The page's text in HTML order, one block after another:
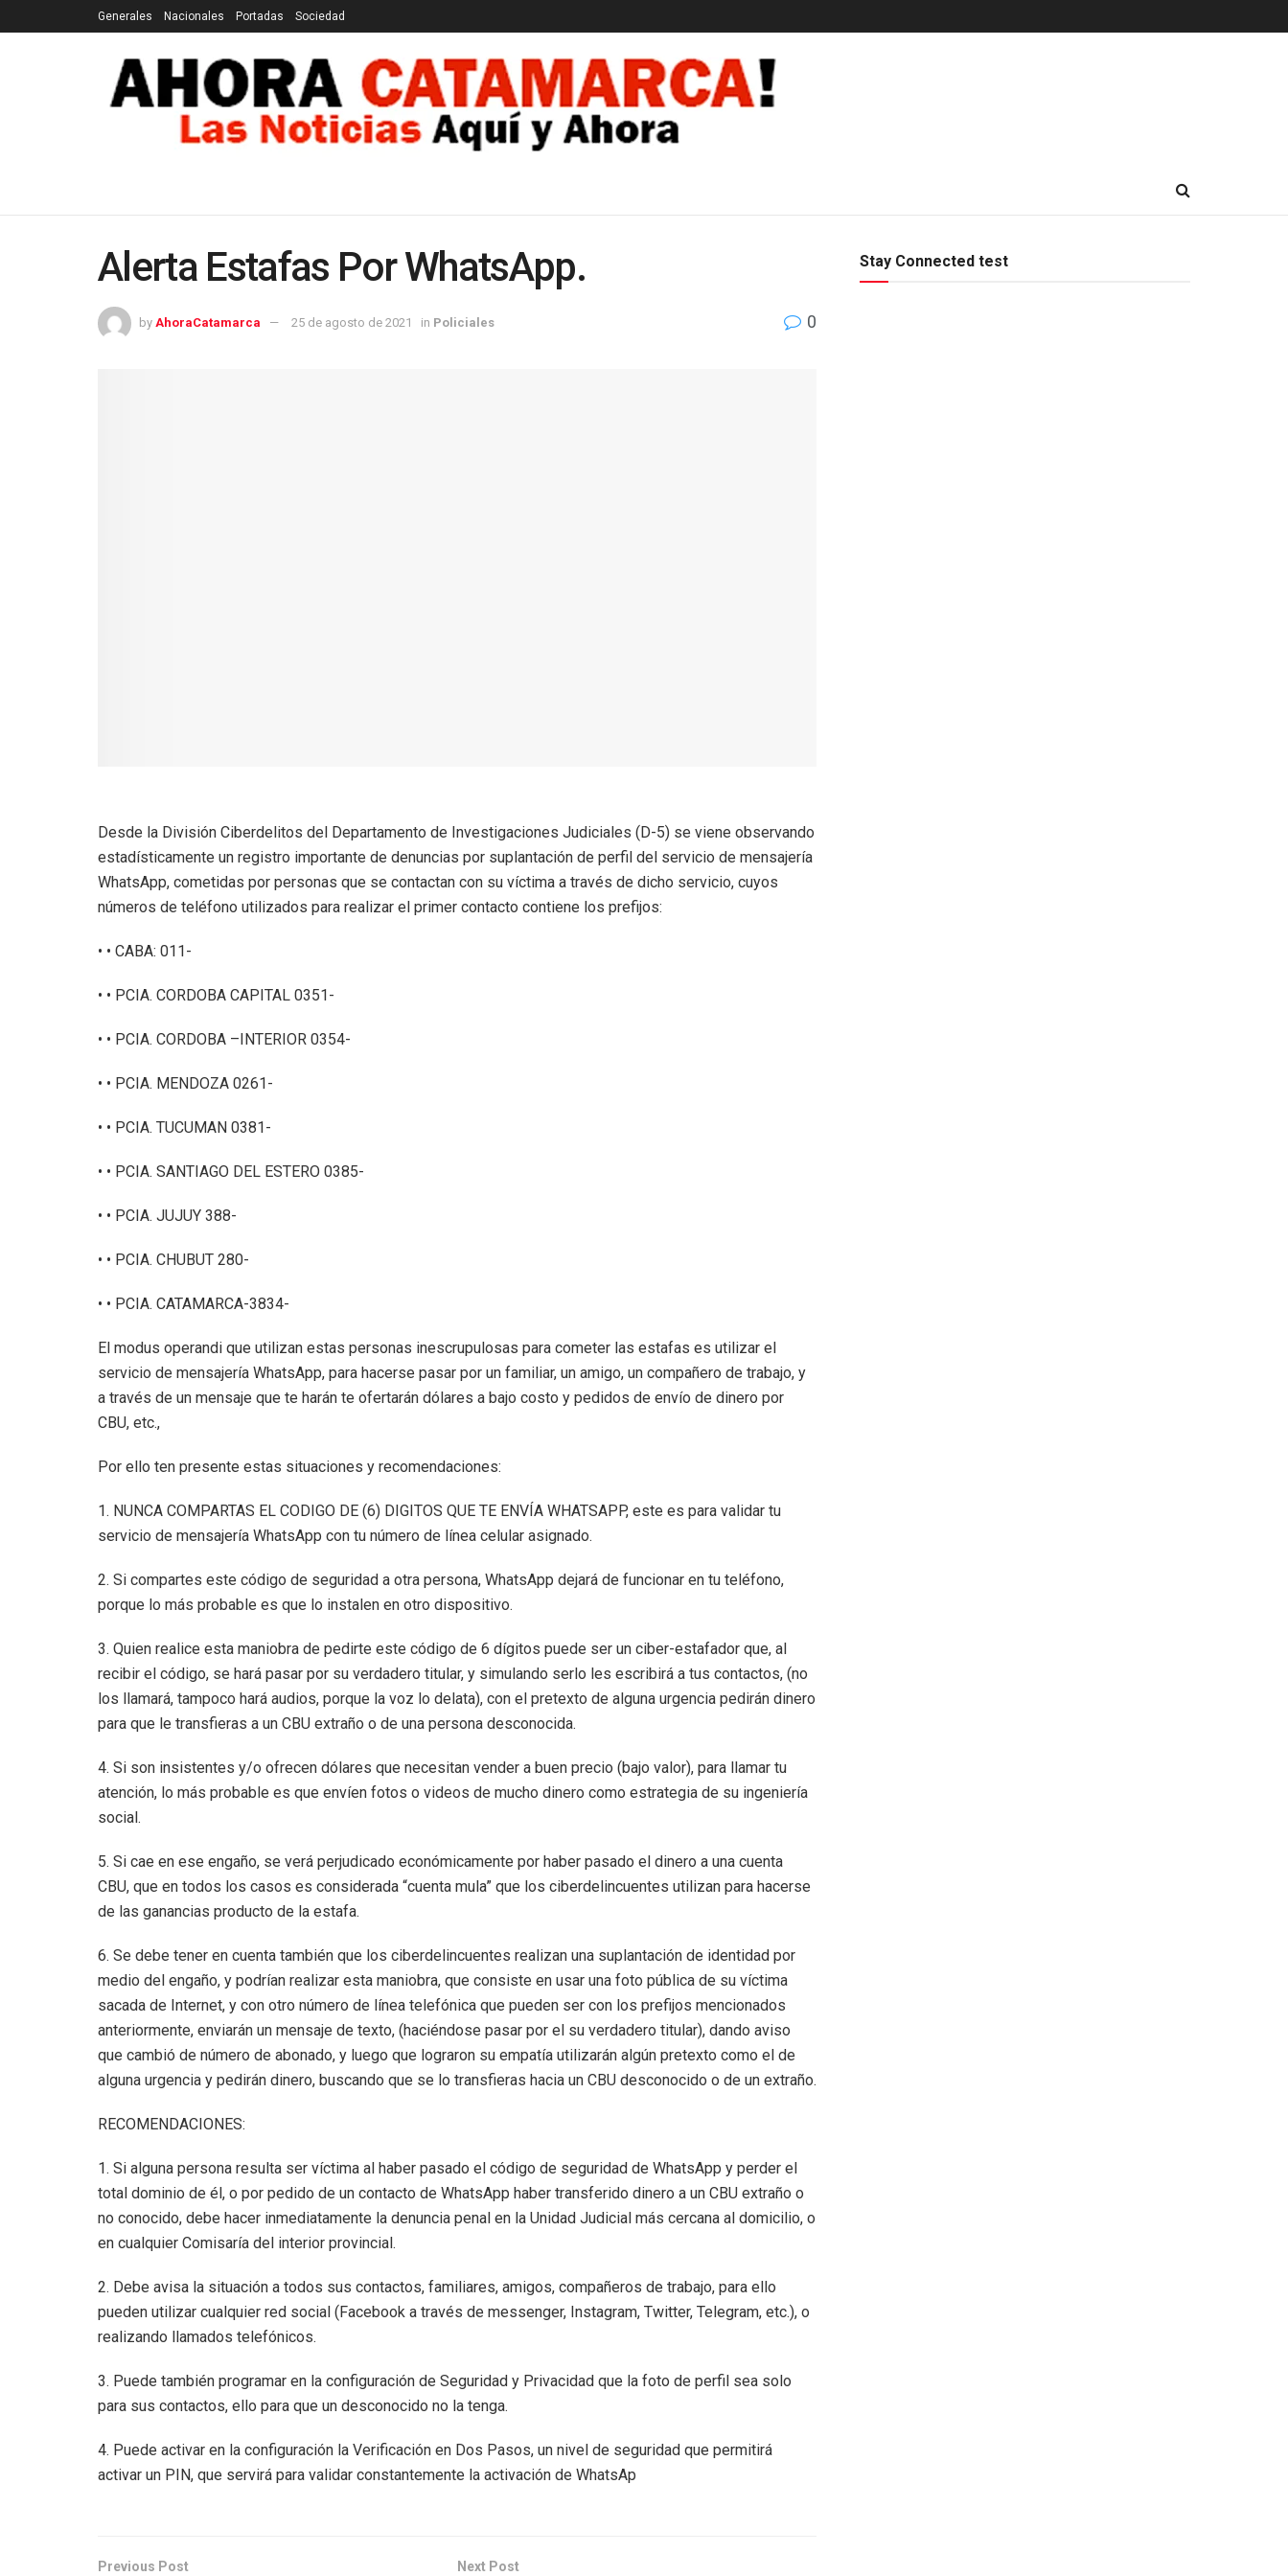
Generales Nacionales Portadas Sociedad
Alerta Estafas Por WhatsApp.
by AhoraCatamarca 25 de agosto de 2021 in Policiales 0
Desde la División Ciberdelitos del Departamento de Investigaciones Judiciales (D-5) se viene observando
estadísticamente un registro importante de denuncias por suplantación de perfil del servicio de mensajería
WhatsApp, cometidas por personas que se contactan con su víctima a través de dicho servicio, cuyos
números de teléfono utilizados para realizar el primer contacto contiene los prefijos:
• • CABA: 011-
• • PCIA. CORDOBA CAPITAL 0351-
• • PCIA. CORDOBA –INTERIOR 0354-
• • PCIA. MENDOZA 0261-
• • PCIA. TUCUMAN 0381-
• • PCIA. SANTIAGO DEL ESTERO 0385-
• • PCIA. JUJUY 388-
• • PCIA. CHUBUT 280-
• • PCIA. CATAMARCA-3834-
El modus operandi que utilizan estas personas inescrupulosas para cometer las estafas es utilizar el
servicio de mensajería WhatsApp, para hacerse pasar por un familiar, un amigo, un compañero de trabajo, y
a través de un mensaje que te harán te ofertarán dólares a bajo costo y pedidos de envío de dinero por
CBU, etc.,
Por ello ten presente estas situaciones y recomendaciones:
1. NUNCA COMPARTAS EL CODIGO DE (6) DIGITOS QUE TE ENVÍA WHATSAPP, este es para validar tu
servicio de mensajería WhatsApp con tu número de línea celular asignado.
2. Si compartes este código de seguridad a otra persona, WhatsApp dejará de funcionar en tu teléfono,
porque lo más probable es que lo instalen en otro dispositivo.
3. Quien realice esta maniobra de pedirte este código de 6 dígitos puede ser un ciber-estafador que, al
recibir el código, se hará pasar por su verdadero titular, y simulando serlo les escribirá a tus contactos, (no
los llamará, tampoco hará audios, porque la voz lo delata), con el pretexto de alguna urgencia pedirán dinero
para que le transfieras a un CBU extraño o de una persona desconocida.
4. Si son insistentes y/o ofrecen dólares que necesitan vender a buen precio (bajo valor), para llamar tu
atención, lo más probable es que envíen fotos o videos de mucho dinero como estrategia de su ingeniería
social.
5. Si cae en ese engaño, se verá perjudicado económicamente por haber pasado el dinero a una cuenta
CBU, que en todos los casos es considerada “cuenta mula” que los ciberdelincuentes utilizan para hacerse
de las ganancias producto de la estafa.
6. Se debe tener en cuenta también que los ciberdelincuentes realizan una suplantación de identidad por
medio del engaño, y podrían realizar esta maniobra, que consiste en usar una foto pública de su víctima
sacada de Internet, y con otro número de línea telefónica que pueden ser con los prefijos mencionados
anteriormente, enviarán un mensaje de texto, (haciéndose pasar por el su verdadero titular), dando aviso
que cambió de número de abonado, y luego que lograron su empatía utilizarán algún pretexto como el de
alguna urgencia y pedirán dinero, buscando que se lo transfieras hacia un CBU desconocido o de un extraño.
RECOMENDACIONES:
1. Si alguna persona resulta ser víctima al haber pasado el código de seguridad de WhatsApp y perder el
total dominio de él, o por pedido de un contacto de WhatsApp haber transferido dinero a un CBU extraño o
no conocido, debe hacer inmediatamente la denuncia penal en la Unidad Judicial más cercana al domicilio, o
en cualquier Comisaría del interior provincial.
2. Debe avisa la situación a todos sus contactos, familiares, amigos, compañeros de trabajo, para ello
pueden utilizar cualquier red social (Facebook a través de messenger, Instagram, Twitter, Telegram, etc.), o
realizando llamados telefónicos.
3. Puede también programar en la configuración de Seguridad y Privacidad que la foto de perfil sea solo
para sus contactos, ello para que un desconocido no la tenga.
4. Puede activar en la configuración la Verificación en Dos Pasos, un nivel de seguridad que permitirá
activar un PIN, que servirá para validar constantemente la activación de WhatsAp
Previous Post Next Post
Stay Connected test